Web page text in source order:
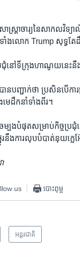
ស្ត្រាចារ្យ​នៃ​សាកលវិទ្
លោក Trump សុទ្ធតែ​ដឹ
ជុំ​នៅ​ទីក្រុង​ហាណូយ​នេះ​នឹ
ន​បញ្ជាក់​ថា ប្រសិនបើ​ក
េដឹកនាំ​ទាំង​ពីរ។
ង​បំផុត​សម្រាប់​កិច្ច​ប្រជុំ​ន
រ​នឹង​ការ​លុប​បំបាត់​នុយក្លេ
us បោះពុម្ព
អន្តរជាតិ